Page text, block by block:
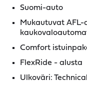
Suomi-auto
Mukautuvat AFL-
Comfort
FlexRide - alusta
Ulkoväri: